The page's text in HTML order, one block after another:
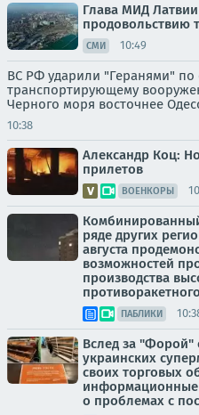
Глава МИД
продовольствию
СМИ 10:49
ВС РФ ударили "Геранями" по
транспортирующему
Черного моря восточнее
10:38
Александр Коц:
прилетов
ВОЕНКОРЫ
ряде других
августа
возможностей
производства
ПАБЛИКИ
Вслед за "Форой"
украинских
своих торговых
информационные
о проблемах с